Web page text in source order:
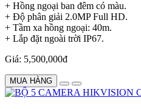
+ Hồng ngoại ban đêm có màu.
+ Độ phân giải 2.0MP Full HD.
+ Tầm xa hồng ngoại: 40m.
+ Lắp đặt ngoài trời IP67.
Giá: 5,500,000đ
MUA HÀNG